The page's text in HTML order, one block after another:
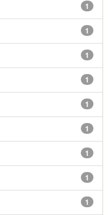
1
1
1
1
1
1
1
1
1